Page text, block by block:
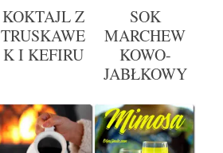
KOKTAJL Z
TRUSKAWE
K I KEFIRU
SOK
MARCHEW
KOWO-
JABŁKOWY